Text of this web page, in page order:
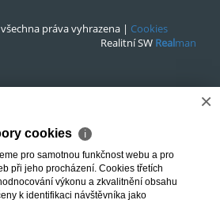
práva vyhrazena | Cookies
Realitní SW Realman
×
cookies ℹ
pro samotnou funkčnost webu a pro
při jeho procházení. Cookies třetích
výkonu a zkvalitnění obsahu
k identifikaci návštěvníka jako